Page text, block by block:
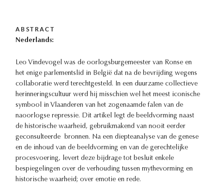
ABSTRACT
Nederlands:
Leo Vindevogel was de oorlogsburgemeester van Ronse en
het enige parlementslid in België dat na de bevrijding wegens
collaboratie werd terechtgesteld. In een duurzame collectieve
herinneringscultuur werd hij misschien wel het meest iconische
symbool in Vlaanderen van het zogenaamde falen van de
naoorlogse repressie. Dit artikel legt de beeldvorming naast
de historische waarheid, gebruikmakend van nooit eerder
geconsulteerde bronnen. Na een diepteanalyse van de genese
en de inhoud van de beeldvorming en van de gerechtelijke
procesvoering, levert deze bijdrage tot besluit enkele
bespiegelingen over de verhouding tussen mythevorming en
historische waarheid; over emotie en rede.